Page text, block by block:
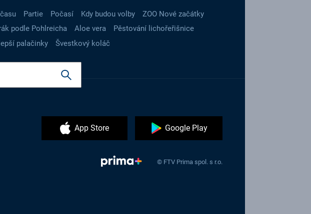
Partie Počasí Kdy budou volby
ZOO Nové začátky
podle Pohlreicha Aloe vera
Pěstování lichořeřišnice
palačinky Švestkový koláč
App Store Google Play
© FTV Prima spol. s r.o.